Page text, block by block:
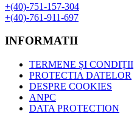
+(40)-751-157-304
+(40)-761-911-697
INFORMATII
TERMENE ȘI CONDIȚII
PROTECTIA DATELOR
DESPRE COOKIES
ANPC
DATA PROTECTION